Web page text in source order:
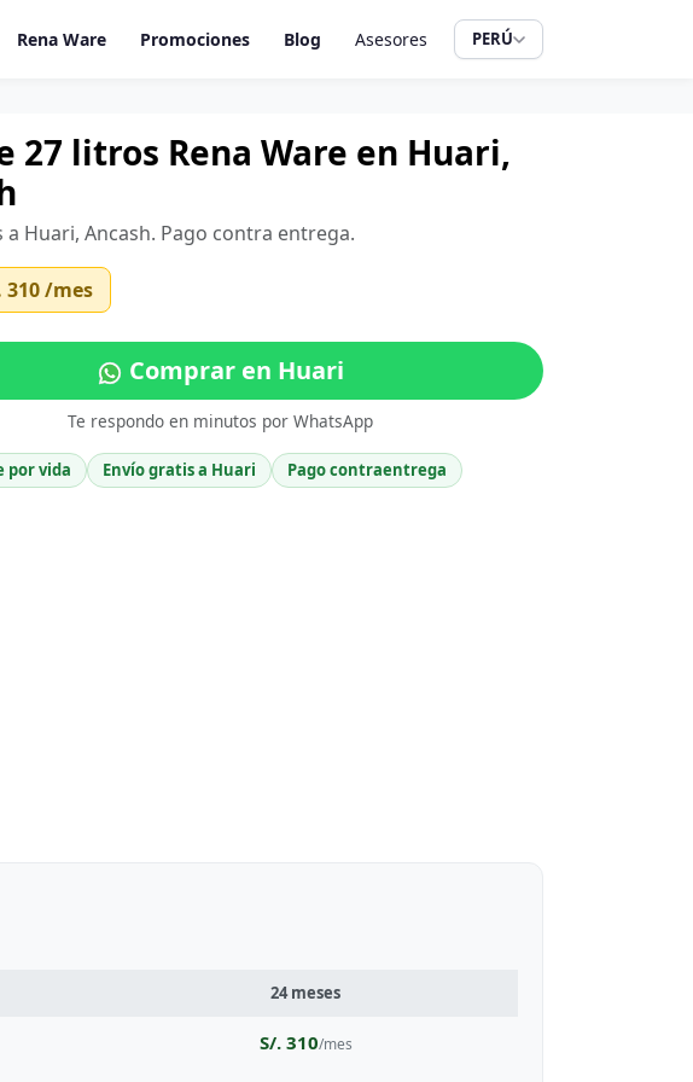
Rena Ware Promociones Blog Asesores PERÚ
27 litros Rena Ware en Huari,
a Huari, Ancash. Pago contra entrega.
310/mes
Comprar en Huari
Te respondo en minutos por WhatsApp
por vida Envío gratis a Huari Pago contraentrega
24 meses
S/. 310/mes